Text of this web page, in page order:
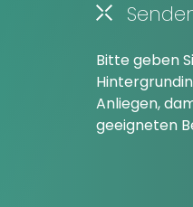
Bitte geben
Anliegen,
geeigneten